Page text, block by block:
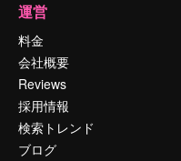
運営
料金
会社概要
Reviews
採用情報
検索トレンド
ブログ